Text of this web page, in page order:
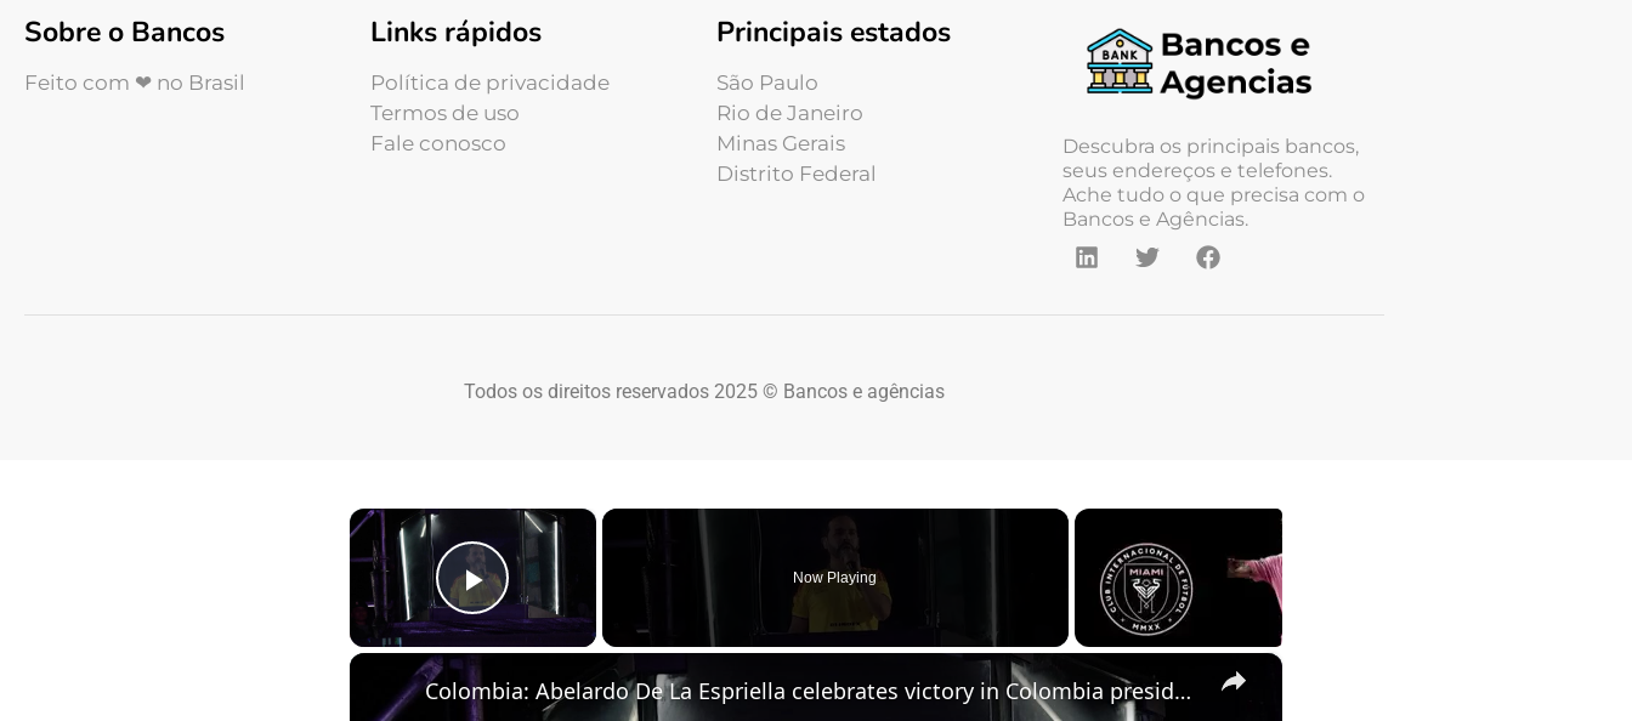
Sobre o Bancos
Feito com ❤ no Brasil
Links rápidos
Política de privacidade
Termos de uso
Fale conosco
Principais estados
São Paulo
Rio de Janeiro
Minas Gerais
Distrito Federal
Descubra os principais bancos,
seus endereços e telefones.
Ache tudo o que precisa com o
Bancos e Agências.
Todos os direitos reservados 2025 © Bancos e agências
×
Play Video
Now Playing
×
Colombia: Abelardo De La Espriella celebrates victory in Colombia presidential election.